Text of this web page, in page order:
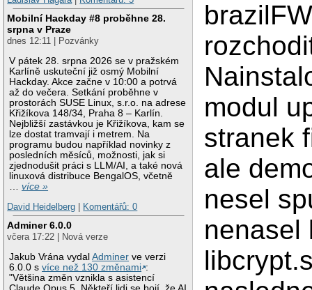
Mobilní Hackday #8 proběhne 28.
srpna v Praze
dnes 12:11 | Pozvánky
V pátek 28. srpna 2026 se v pražském
Karlíně uskuteční již osmý Mobilní
Hackday. Akce začne v 10:00 a potrvá
až do večera. Setkání proběhne v
prostorách SUSE Linux, s.r.o. na adrese
Křižíkova 148/34, Praha 8 – Karlín.
Nejbližší zastávkou je Křižíkova, kam se
lze dostat tramvají i metrem. Na
programu budou například novinky z
posledních měsíců, možnosti, jak si
zjednodušit práci s LLM/AI, a také nová
linuxová distribuce BengalOS, včetně
…více »
David Heidelberg
Komentářů: 0
Adminer 6.0.0
včera 17:22 | Nová verze
Jakub Vrána vydalAdminer ve verzi
6.0.0 svíce než 130 změnami :
"Většina změn vznikla s asistencí
modul
stranek
ale
nesel
nenasel